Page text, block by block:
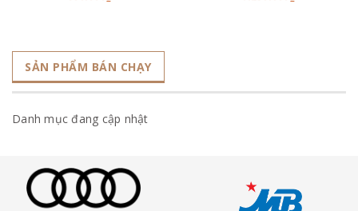
SẢN PHẨM BÁN CHẠY
Danh mục đang cập nhật